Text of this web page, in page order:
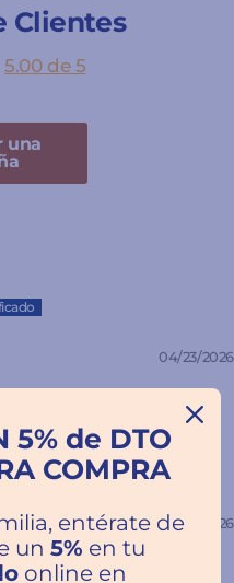
Clientes
5.00 de 5
una
04/23/2026
03/19/2026
5% de DTO
COMPRA
entérate de
un 5% en tu
online en